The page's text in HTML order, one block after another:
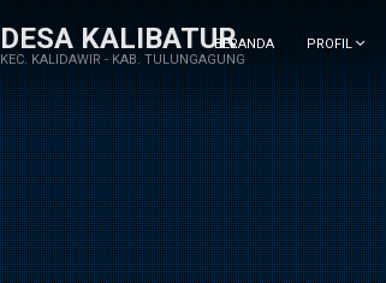
DESA KALIBATUR
KEC. KALIDAWIR - KAB. TULUNGAGUNG
BERANDA PROFIL